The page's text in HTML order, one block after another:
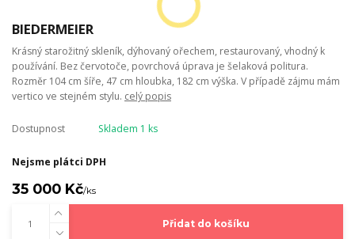
BIEDERMEIER
Krásný starožitný skleník, dýhovaný ořechem, restaurovaný, vhodný k
používání. Bez červotoče, povrchová úprava je šelaková politura.
Rozměr 104 cm šíře, 47 cm hloubka, 182 cm výška. V případě zájmu mám
vertico ve stejném stylu. celý popis
Dostupnost Skladem 1 ks
Nejsme plátci DPH
35 000 Kč/ks
Přidat do košíku